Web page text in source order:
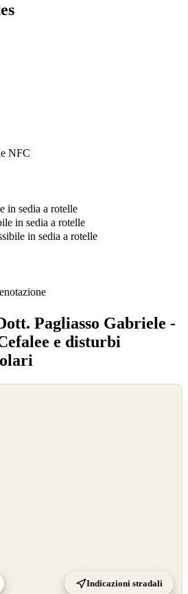
NFC
in sedia a rotelle
in sedia a rotelle
in sedia a rotelle
Pagliasso Gabriele -
e disturbi
Indicazioni stradali